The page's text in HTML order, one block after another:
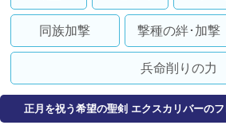
同族加撃 撃種の絆･加撃
兵命削りの力
正月を祝う希望の聖剣 エクスカリバーの